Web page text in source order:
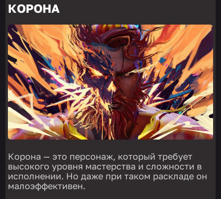
КОРОНА
Корона — это персонаж, который требует
высокого уровня мастерства и сложности в
исполнении. Но даже при таком раскладе он
малоэффективен.